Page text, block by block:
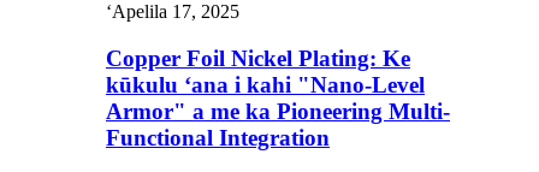
ʻApelila 17, 2025
Copper Foil Nickel Plating: Ke
kūkulu ʻana i kahi "Nano-Level
Armor" a me ka Pioneering Multi-
Functional Integration